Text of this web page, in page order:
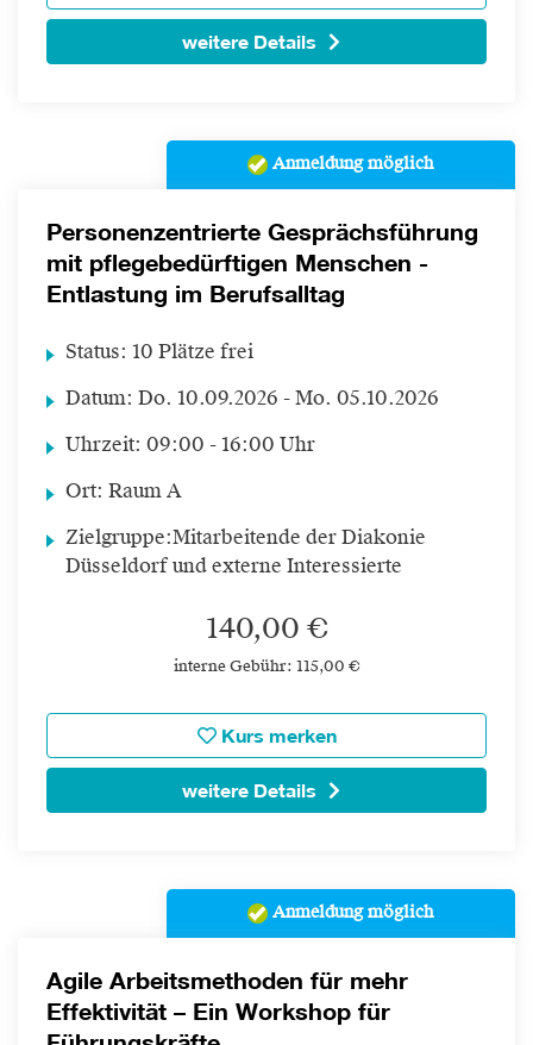
weitere Details
Anmeldung möglich
Personenzentrierte Gesprächsführung
mit pflegebedürftigen Menschen -
Entlastung im Berufsalltag
Status: 10 Plätze frei
Datum: Do. 10.09.2026 - Mo. 05.10.2026
Uhrzeit: 09:00 - 16:00 Uhr
Ort: Raum A
Zielgruppe:Mitarbeitende der Diakonie
Düsseldorf und externe Interessierte
140,00 €
interne Gebühr: 115,00 €
Kurs merken
weitere Details
Anmeldung möglich
Agile Arbeitsmethoden für mehr
Effektivität – Ein Workshop für